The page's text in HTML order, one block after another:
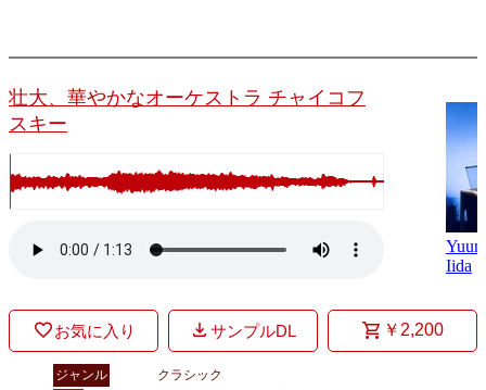
壮大、華やかなオーケストラ チャイコフ
スキー
Iida
お気に入り サンプルDL ￥2,200
ジャンル
クラシック